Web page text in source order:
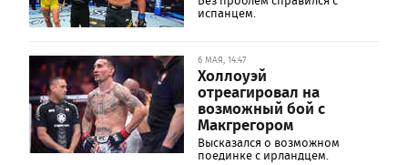
испанцем.
6 МАЯ, 14:47
Холлоуэй
отреагировал на
возможный бой с
Макгрегором
Высказался о возможном
поединке с ирландцем.